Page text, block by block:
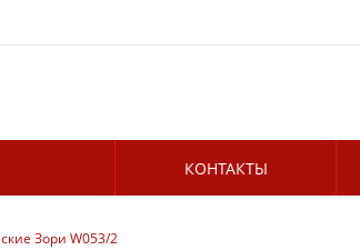
КОНТАКТЫ
Зори W053/2